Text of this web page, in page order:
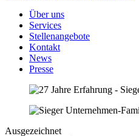
Über uns
Services
Stellenangebote
Kontakt
News
Presse
Ausgezeichnet